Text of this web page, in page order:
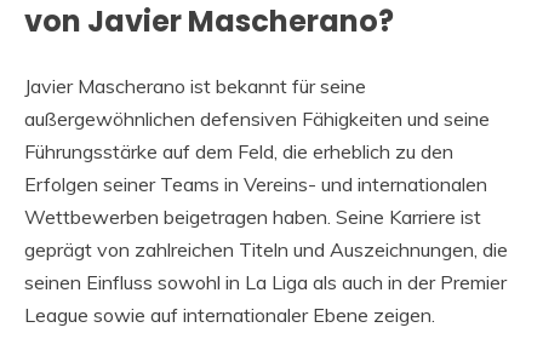
von Javier Mascherano?
Javier Mascherano ist bekannt für seine
außergewöhnlichen defensiven Fähigkeiten und seine
Führungsstärke auf dem Feld, die erheblich zu den
Erfolgen seiner Teams in Vereins- und internationalen
Wettbewerben beigetragen haben. Seine Karriere ist
geprägt von zahlreichen Titeln und Auszeichnungen, die
seinen Einfluss sowohl in La Liga als auch in der Premier
League sowie auf internationaler Ebene zeigen.